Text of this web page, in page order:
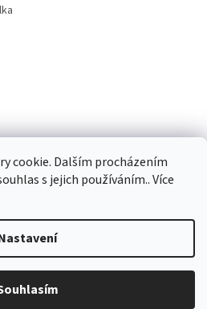
cookie. Dalším procházením
s jejich používáním.. Více
nyní odešleme v pondělí 10.8.
Vytvořil Shoptet
sport. Všechna práva vyhrazena.